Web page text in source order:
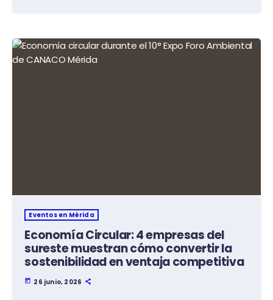
Eventos en Mérida
Economía Circular: 4 empresas del
sureste muestran cómo convertir la
sostenibilidad en ventaja competitiva
today 26 junio, 2026